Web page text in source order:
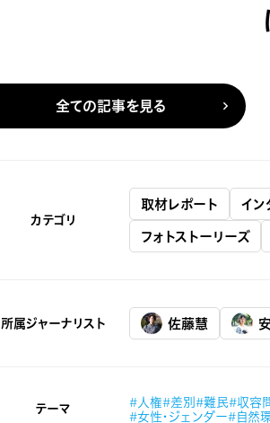
全ての記事を見る
カテゴリ
取材レポート イン
フォトストーリーズ
所属ジャーナリスト 佐藤慧
テーマ #人権#差別#難民#収容
#女性・ジェンダー#自然